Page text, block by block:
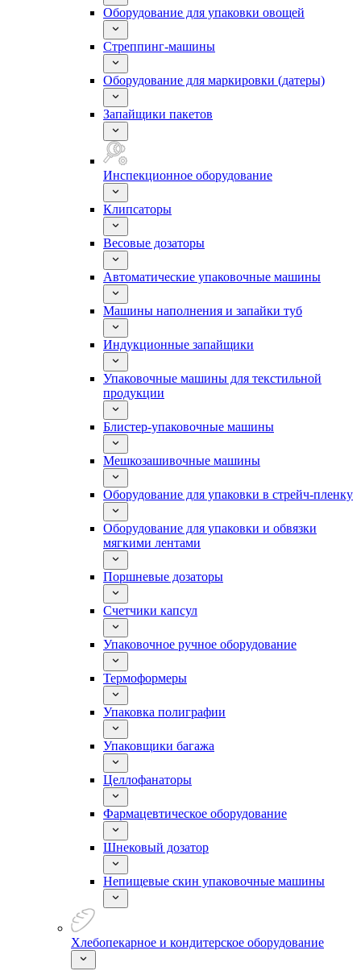
Оборудование для упаковки овощей
Стреппинг-машины
Оборудование для маркировки (датеры)
Запайщики пакетов
Инспекционное оборудование
Клипсаторы
Весовые дозаторы
Автоматические упаковочные машины
Машины наполнения и запайки туб
Индукционные запайщики
Упаковочные машины для текстильной
продукции
Блистер-упаковочные машины
Мешкозашивочные машины
Оборудование для упаковки в стрейч-пленку
Оборудование для упаковки и обвязки
мягкими лентами
Поршневые дозаторы
Счетчики капсул
Упаковочное ручное оборудование
Термоформеры
Упаковка полиграфии
Упаковщики багажа
Целлофанаторы
Фармацевтическое оборудование
Шнековый дозатор
Непищевые скин упаковочные машины
Хлебопекарное и кондитерское оборудование